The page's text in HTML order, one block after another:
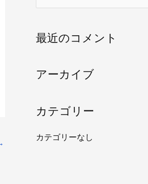
象
最近のコメント
アーカイブ
カテゴリー
カテゴリーなし